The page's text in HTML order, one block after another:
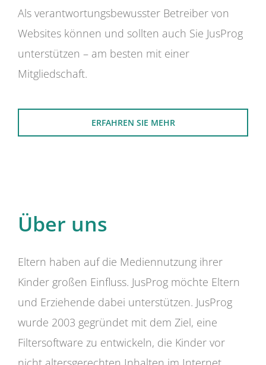
Als verantwortungsbewusster Betreiber von
Websites können und sollten auch Sie JusProg
unterstützen – am besten mit einer
Mitgliedschaft.
ERFAHREN SIE MEHR
Über uns
Eltern haben auf die Mediennutzung ihrer
Kinder großen Einfluss. JusProg möchte Eltern
und Erziehende dabei unterstützen. JusProg
wurde 2003 gegründet mit dem Ziel, eine
Filtersoftware zu entwickeln, die Kinder vor